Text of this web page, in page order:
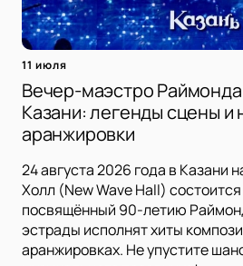
11 июля
Вечер-маэстро
Казани: легенды сцены и
аранжировки
24 августа 2026 года в Казани
Холл (New Wave Hall)
посвящённый 90-летию
эстрады исполнят хиты
аранжировках. Не упустите